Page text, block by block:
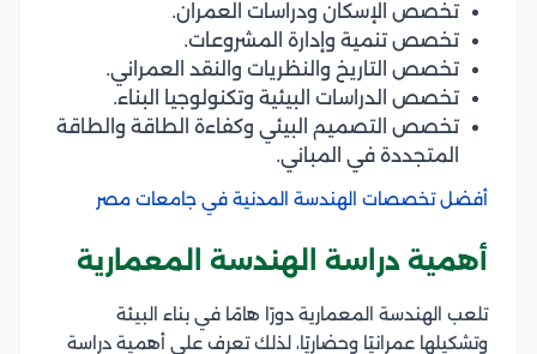
تخصص الإسكان ودراسات العمران.
تخصص تنمية وإدارة المشروعات.
تخصص التاريخ والنظريات والنقد العمراني.
تخصص الدراسات البيئية وتكنولوجيا البناء.
تخصص التصميم البيئي وكفاءة الطاقة والطاقة
المتجددة في المباني.
أفضل تخصصات الهندسة المدنية في جامعات مصر
أهمية دراسة الهندسة المعمارية
تلعب الهندسة المعمارية دورًا هامًا في بناء البيئة
وتشكيلها عمرانيًا وحضاريًا، لذلك تعرف على أهمية دراسة